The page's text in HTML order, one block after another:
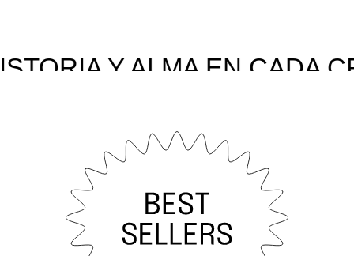
Y ALMA EN CADA